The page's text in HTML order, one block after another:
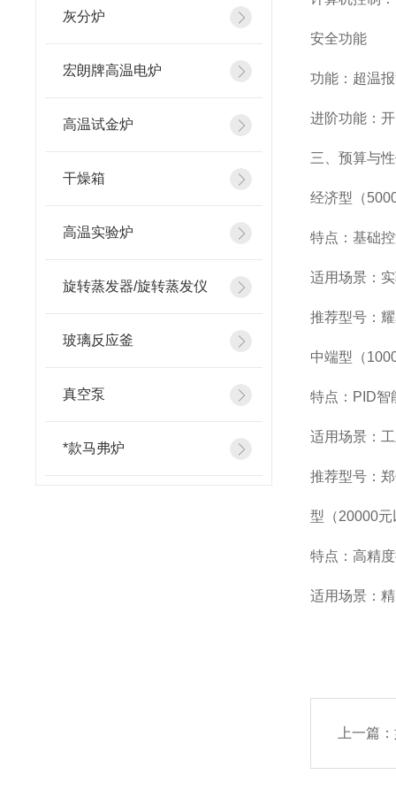
灰分炉
宏朗牌高温电炉
高温试金炉
干燥箱
高温实验炉
旋转蒸发器/旋转蒸发仪
玻璃反应釜
真空泵
*款马弗炉
安全功能
功能：超温
进阶功能：
三、预算与
经济型（
特点：基础
适用场景：
推荐型号：
中端型（
特点：PID智
适用场景：
推荐型号：
型（20000元
特点：高精
适用场景：
上一篇：